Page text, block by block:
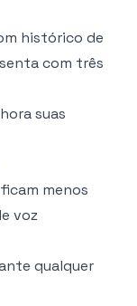
histórico de
com três
suas
menos
voz
qualquer